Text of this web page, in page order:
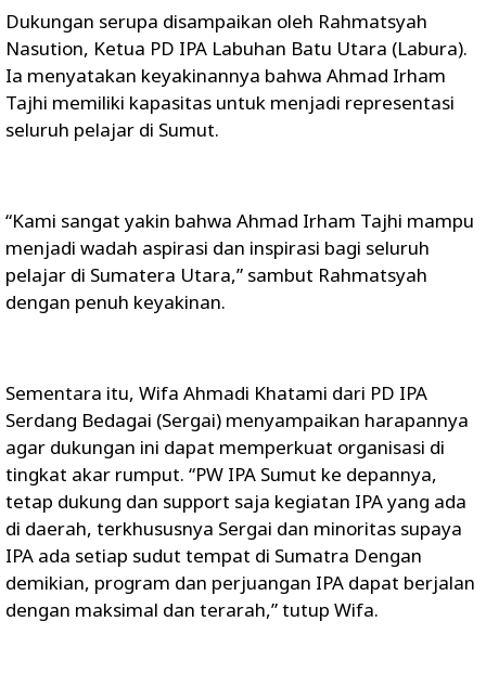
Dukungan serupa disampaikan oleh Rahmatsyah
Nasution, Ketua PD IPA Labuhan Batu Utara (Labura).
Ia menyatakan keyakinannya bahwa Ahmad Irham
Tajhi memiliki kapasitas untuk menjadi representasi
seluruh pelajar di Sumut.
“Kami sangat yakin bahwa Ahmad Irham Tajhi mampu
menjadi wadah aspirasi dan inspirasi bagi seluruh
pelajar di Sumatera Utara,” sambut Rahmatsyah
dengan penuh keyakinan.
Sementara itu, Wifa Ahmadi Khatami dari PD IPA
Serdang Bedagai (Sergai) menyampaikan harapannya
agar dukungan ini dapat memperkuat organisasi di
tingkat akar rumput. “PW IPA Sumut ke depannya,
tetap dukung dan support saja kegiatan IPA yang ada
di daerah, terkhususnya Sergai dan minoritas supaya
IPA ada setiap sudut tempat di Sumatra Dengan
demikian, program dan perjuangan IPA dapat berjalan
dengan maksimal dan terarah,” tutup Wifa.